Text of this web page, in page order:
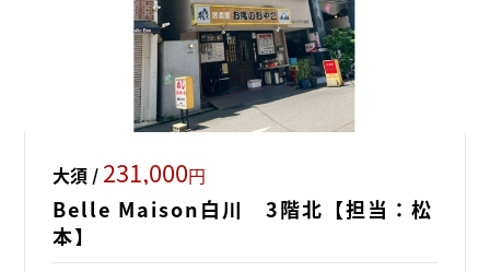
大須 / 231,000円
Belle Maison白川 3階北【担当：松
本】